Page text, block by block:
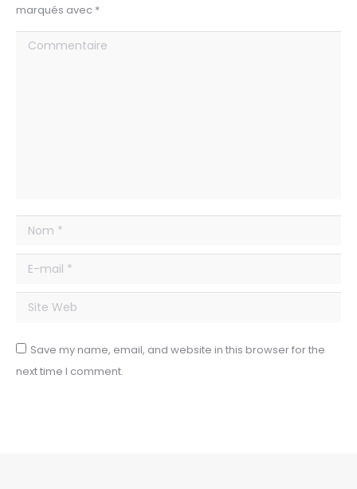
marqués avec *
Commentaire
Nom *
E-mail *
Site Web
Save my name, email, and website in this browser for the
next time I comment.